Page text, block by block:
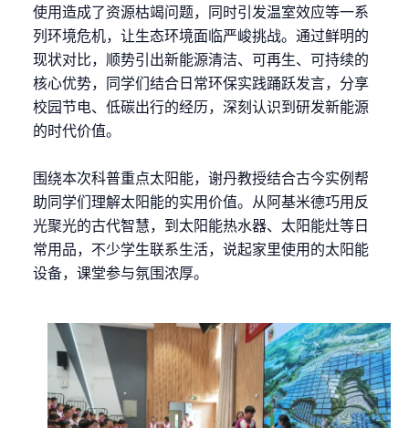
使用造成了资源枯竭问题，同时引发温室效应等一系
列环境危机，让生态环境面临严峻挑战。通过鲜明的
现状对比，顺势引出新能源清洁、可再生、可持续的
核心优势，同学们结合日常环保实践踊跃发言，分享
校园节电、低碳出行的经历，深刻认识到研发新能源
的时代价值。
围绕本次科普重点太阳能，谢丹教授结合古今实例帮
助同学们理解太阳能的实用价值。从阿基米德巧用反
光聚光的古代智慧，到太阳能热水器、太阳能灶等日
常用品，不少学生联系生活，说起家里使用的太阳能
设备，课堂参与氛围浓厚。